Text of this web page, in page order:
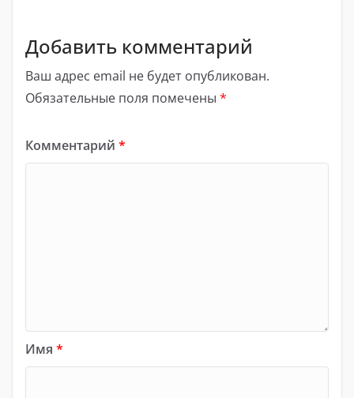
Добавить комментарий
Ваш адрес email не будет опубликован.
Обязательные поля помечены *
Комментарий *
Имя *